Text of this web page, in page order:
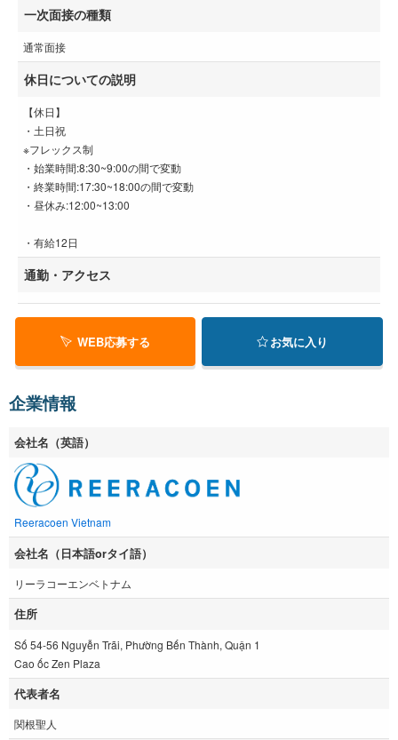
一次面接の種類
通常面接
休日についての説明
【休日】
・土日祝
※フレックス制
・始業時間:8:30~9:00の間で変動
・終業時間:17:30~18:00の間で変動
・昼休み:12:00~13:00
・有給12日
通勤・アクセス
WEB応募する お気に入り
企業情報
会社名（英語）
Reeracoen Vietnam
会社名（日本語orタイ語）
リーラコーエンベトナム
住所
Số 54-56 Nguyễn Trãi, Phường Bến Thành, Quận 1
Cao ốc Zen Plaza
代表者名
関根聖人